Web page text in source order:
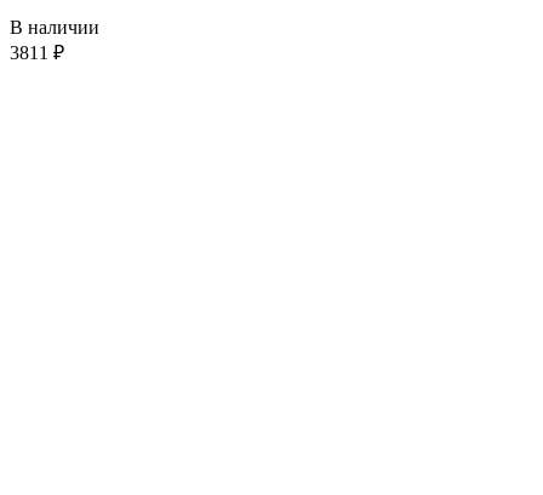
В наличии
3811 ₽